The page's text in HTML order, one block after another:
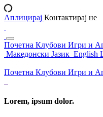
Аплицирај Контактирај не
Почетна Клубови Игри и
Македонски Јазик English
Почетна Клубови Игри и
Lorem, ipsum dolor.